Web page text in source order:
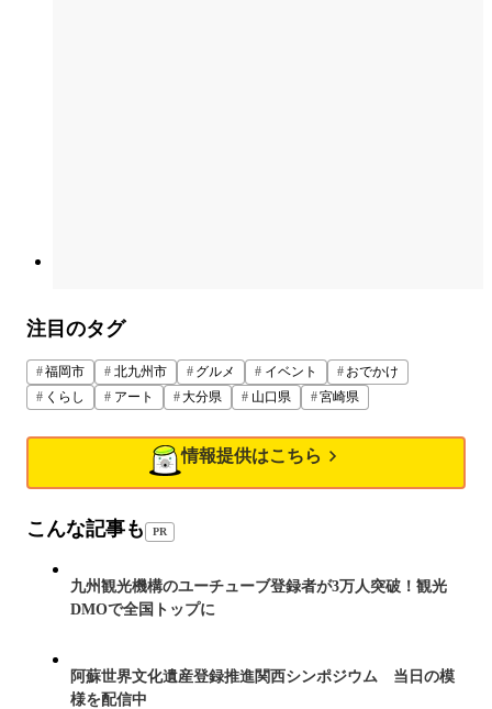
注目のタグ
福岡市 北九州市 グルメ イベント
おでかけ
くらし
アート 大分県 山口県 宮崎県
情報提供はこちら
こんな記事も PR
九州観光機構のユーチューブ登録者が3万人突破！観光
DMOで全国トップに
阿蘇世界文化遺産登録推進関西シンポジウム 当日の模
様を配信中